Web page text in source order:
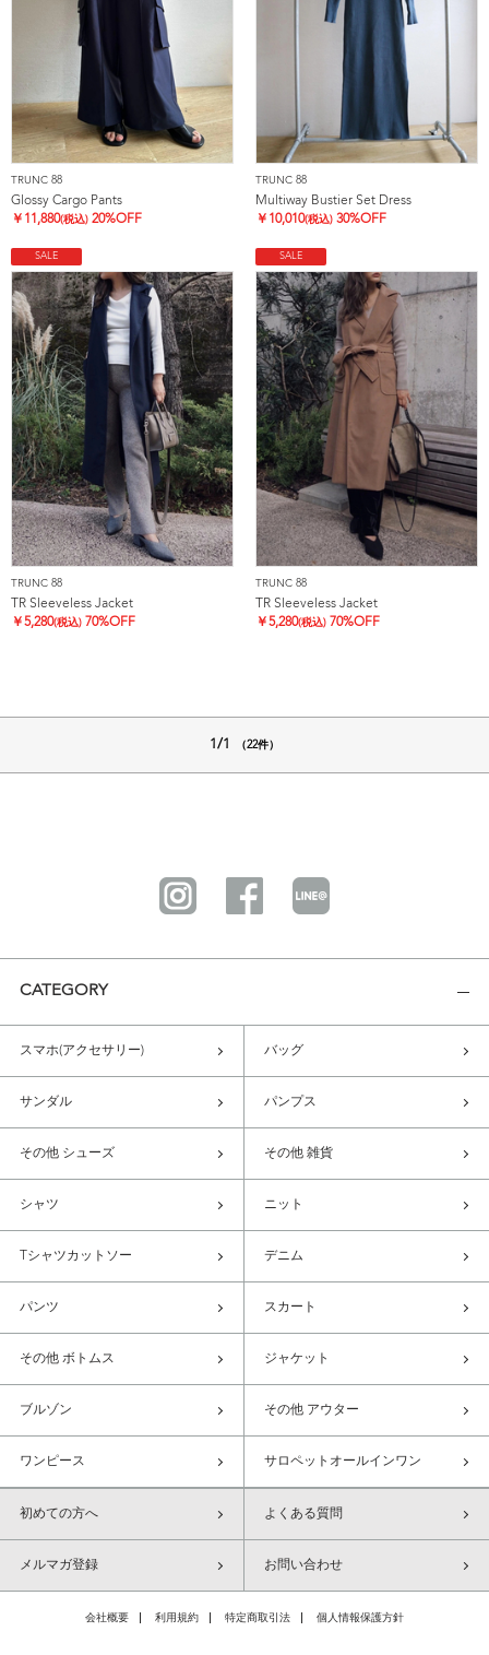
TRUNC 88
Glossy Cargo Pants
￥ 11,880(税込) 20%OFF
TRUNC 88
Multiway Bustier Set Dress
￥ 10,010(税込) 30%OFF
SALE
TRUNC 88
TR Sleeveless Jacket
￥5,280(税込) 70%OFF
SALE
TRUNC 88
TR Sleeveless Jacket
￥5,280(税込) 70%OFF
1/1 （22件）
CATEGORY
スマホ(アクセサリー) バッグ
サンダル パンプス
その他 シューズ その他 雑貨
シャツ ニット
Tシャツカットソー デニム
パンツ スカート
その他 ボトムス ジャケット
ブルゾン その他 アウター
ワンピース サロペットオールインワン
初めての方へ よくある質問
メルマガ登録 お問い合わせ
会社概要 利用規約 特定商取引法 個人情報保護方針